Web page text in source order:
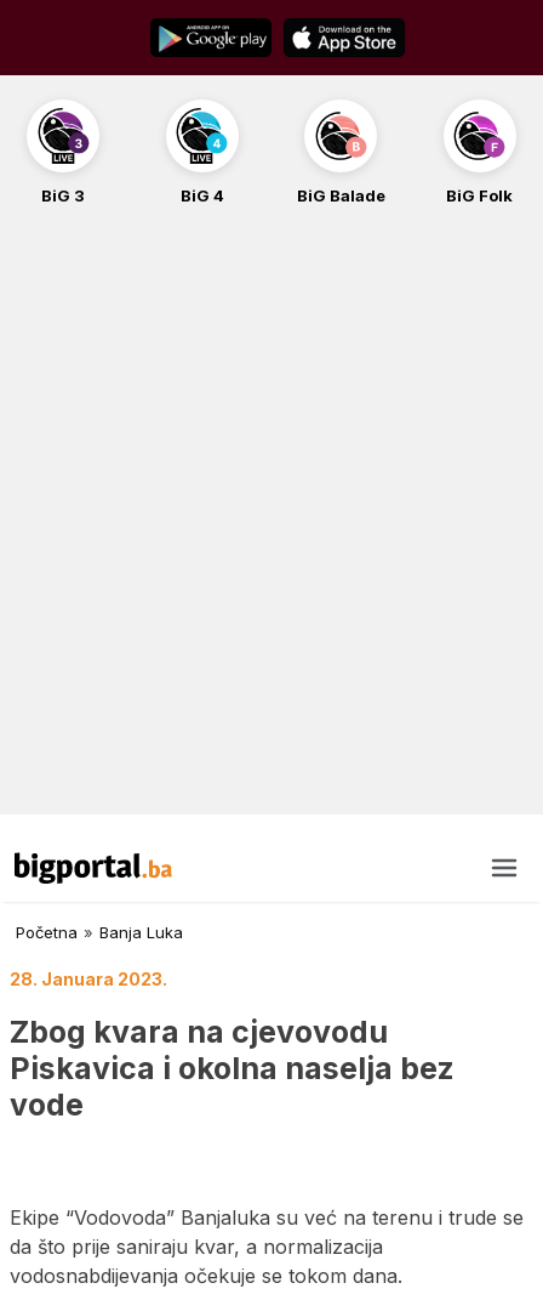
content
BiG 3 BiG 4 BiG Balade BiG Folk
Početna » Banja Luka
28. Januara 2023.
Zbog kvara na cjevovodu
Piskavica i okolna naselja bez
vode
Ekipe “Vodovoda” Banjaluka su već na terenu i trude se
da što prije saniraju kvar, a normalizacija
vodosnabdijevanja očekuje se tokom dana.